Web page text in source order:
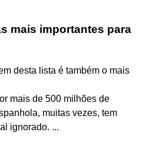
mais importantes para
desta lista é também o mais
mais de 500 milhões de
muitas vezes, tem
ignorado. ...